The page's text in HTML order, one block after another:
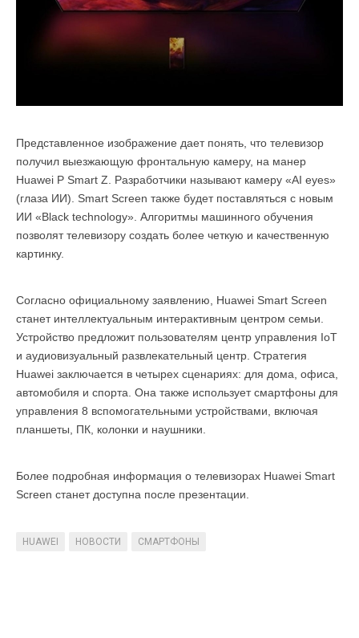
Представленное изображение дает понять, что телевизор
получил выезжающую фронтальную камеру, на манер
Huawei P Smart Z. Разработчики называют камеру «AI eyes»
(глаза ИИ). Smart Screen также будет поставляться с новым
ИИ «Black technology». Алгоритмы машинного обучения
позволят телевизору создать более четкую и качественную
картинку.
Согласно официальному заявлению, Huawei Smart Screen
станет интеллектуальным интерактивным центром семьи.
Устройство предложит пользователям центр управления IoT
и аудиовизуальный развлекательный центр. Стратегия
Huawei заключается в четырех сценариях: для дома, офиса,
автомобиля и спорта. Она также использует смартфоны для
управления 8 вспомогательными устройствами, включая
планшеты, ПК, колонки и наушники.
Более подробная информация о телевизорах Huawei Smart
Screen станет доступна после презентации.
HUAWEI НОВОСТИ СМАРТФОНЫ